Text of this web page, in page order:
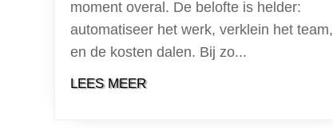
moment overal. De belofte is helder:
automatiseer het werk, verklein het team,
en de kosten dalen. Bij zo...
LEES MEER